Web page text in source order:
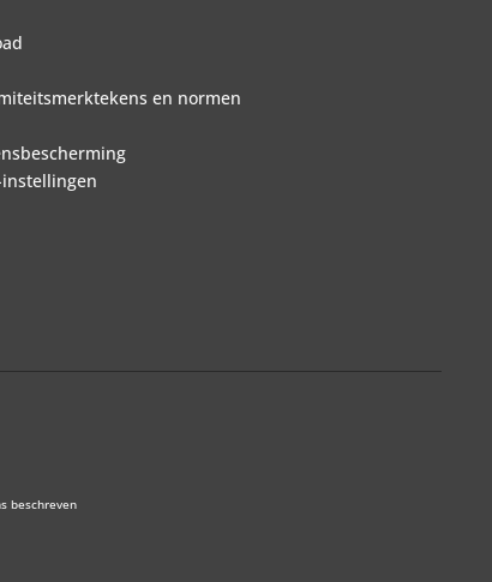
en normen
instellingen
beschreven